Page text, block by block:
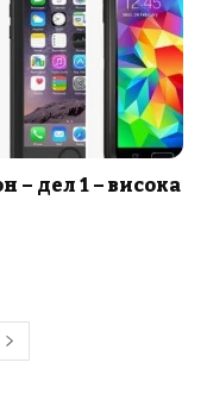
– дел 1 – висока